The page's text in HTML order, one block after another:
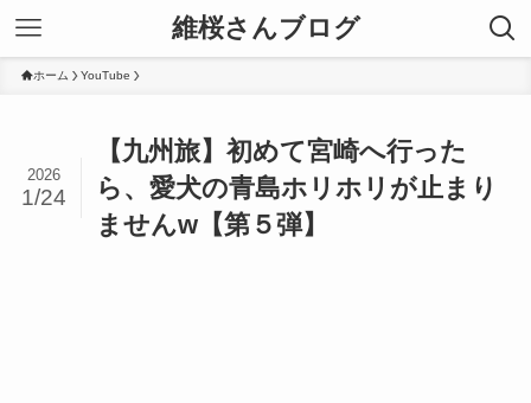
維桜さんブログ
ホーム YouTube
【九州旅】初めて宮崎へ行った
ら、愛犬の青島ホリホリが止まり
ませんw【第５弾】
2026
1/24